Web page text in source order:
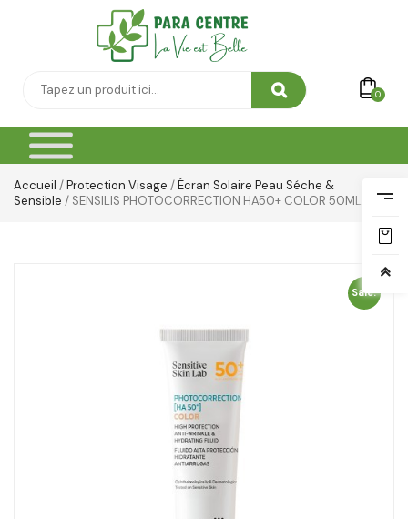
0
Accueil /Protection Visage /Écran Solaire Peau Séche &
Sensible / SENSILIS PHOTOCORRECTION HA50+ COLOR 50ML
Sale!